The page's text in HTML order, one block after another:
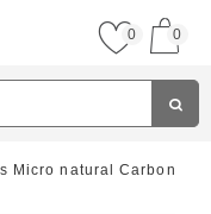
0 0
Micro natural Carbon